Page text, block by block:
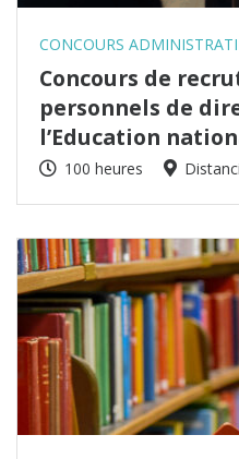
CONCOURS
Concours de
personnels de
l’Education
100 heures